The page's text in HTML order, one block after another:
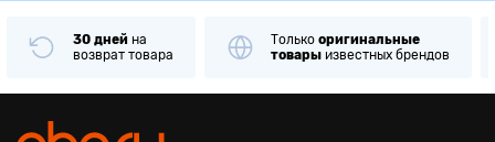
30 дней на
возврат товара
Только оригинальные
товары известных брендов